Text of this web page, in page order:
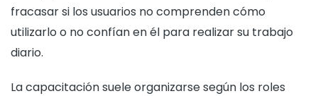
fracasar si los usuarios no comprenden cómo
utilizarlo o no confían en él para realizar su trabajo
diario.
La capacitación suele organizarse según los roles